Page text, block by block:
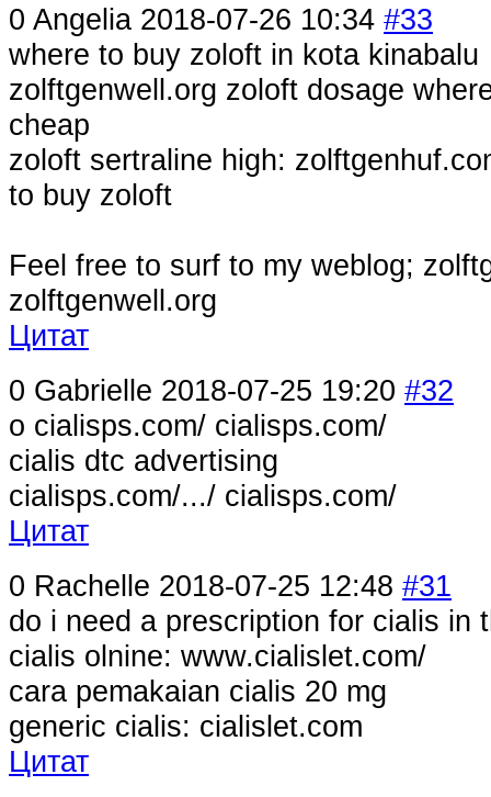
0 Angelia 2018-07-26 10:34 #33
where to buy zoloft in kota kinabalu
zolftgenwell.org zoloft dosage
cheap
zoloft sertraline high:
to buy zoloft
Feel free to surf to my weblog;
zolftgenwell.org
Цитат
0 Gabrielle 2018-07-25 19:20 #32
o cialisps.com/ cialisps.com/
cialis dtc advertising
cialisps.com/.../ cialisps.com/
Цитат
0 Rachelle 2018-07-25 12:48 #31
do i need a prescription for cialis in
cialis olnine: www.cialislet.com/
cara pemakaian cialis 20 mg
generic cialis: cialislet.com
Цитат